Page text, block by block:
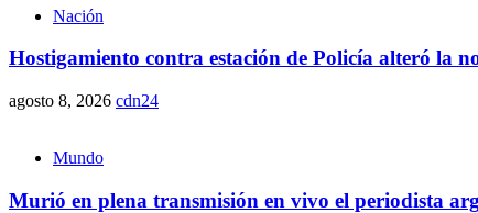
Nación
Hostigamiento contra estación de Policía alteró la
agosto 8, 2026 cdn24
Mundo
Murió en plena transmisión en vivo el periodista